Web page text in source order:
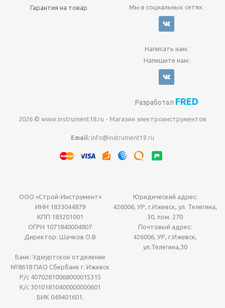
Гарантия на товар
Мы в социальных сетях:
Написать нам:
Напишите нам:
Разработал FRED
2026 © www.instrument18.ru - Магазин электроинструментов
Email: info@instrument18.ru
ООО «Строй-Инструмент»
ИНН 1833044879
КПП 183201001
ОГРН 1071840004807
Директор: Шачков О.В
Юридический адрес:
426006, УР, г.Ижевск, ул. Телегина,
30, пом. 270
Почтовый адрес:
426006, УР, г.Ижевск,
ул.Телегина,30
Банк: Удмуртское отделение
№8618 ПАО Сбербанк г. Ижевск
Р/с 40702810068000015315
К/с 30101810400000000601
БИК 049401601.